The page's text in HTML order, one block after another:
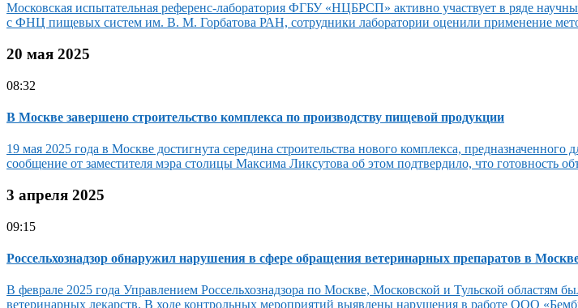
Московская испытательная референс-лаборатория ФГБУ «НЦБРСП» активно участвует в ряде
с ФНЦ пищевых систем им. В. М. Горбатова РАН, сотрудники лаборатории оценили применение
20 мая 2025
08:32
В Москве завершено строительство комплекса по производству пищевой продукции
19 мая 2025 года в Москве достигнута середина строительства нового комплекса,
сообщение от заместителя мэра столицы Максима Ликсутова об этом подтвердило, что готовность
3 апреля 2025
09:15
Россельхознадзор обнаружил нарушения в сфере обращения ветеринарных препаратов в
В феврале 2025 года Управлением Россельхознадзора по Москве, Московской и Тульской областям
ветеринарных лекарств. В ходе контрольных мероприятий выявлены нарушения в работе ООО